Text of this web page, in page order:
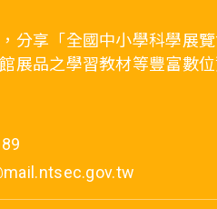
分享「全國中小學科學展
展品之學習教材等豐富數位